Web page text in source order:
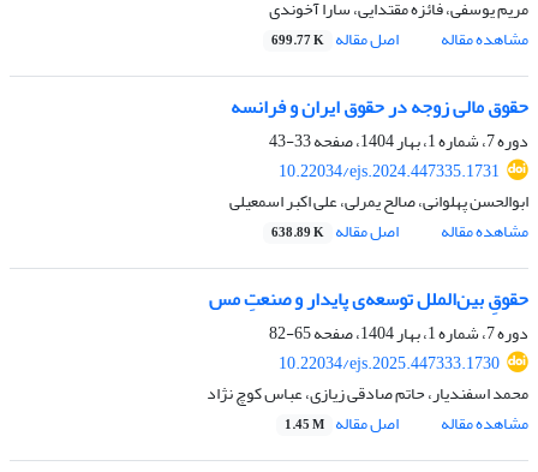
مریم یوسفی، فائزه مقتدایی، سارا آخوندی
مشاهده مقاله
اصل مقاله 699.77 K
حقوق مالی زوجه در حقوق ایران و فرانسه
دوره 7، شماره 1، بهار 1404، صفحه
33-43
10.22034/ejs.2024.447335.1731
ابوالحسن پهلوانی، صالح یمرلی، علی ‏اکبر اسمعیلی
مشاهده مقاله
اصل مقاله 638.89 K
حقوقِ بین‌الملل توسعه‌ی پایدار و صنعتِ مس
دوره 7، شماره 1، بهار 1404، صفحه
65-82
10.22034/ejs.2025.447333.1730
محمد اسفندیار، حاتم صادقی زیازی، عباس کوچ نژاد
مشاهده مقاله
اصل مقاله 1.45 M